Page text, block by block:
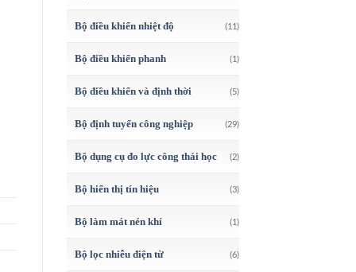
Bộ điều khiển nhiệt độ (11)
Bộ điều khiển phanh (1)
Bộ điều khiển và định thời (5)
Bộ định tuyến công nghiệp (29)
Bộ dụng cụ đo lực công thái học (2)
Bộ hiển thị tín hiệu (3)
Bộ làm mát nén khí (1)
Bộ lọc nhiễu điện từ (6)